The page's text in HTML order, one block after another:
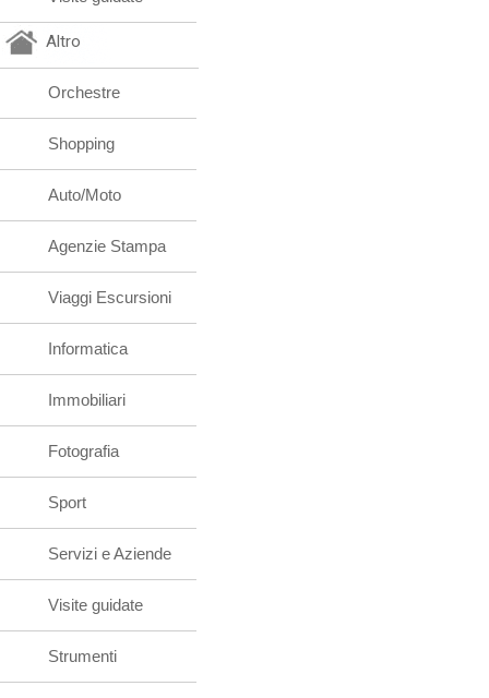
Altro
Orchestre
Shopping
Auto/Moto
Agenzie Stampa
Viaggi Escursioni
Informatica
Immobiliari
Fotografia
Sport
Servizi e Aziende
Visite guidate
Strumenti